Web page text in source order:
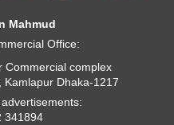
Mahmud
Office:
Commercial complex
Dhaka-1217
341894